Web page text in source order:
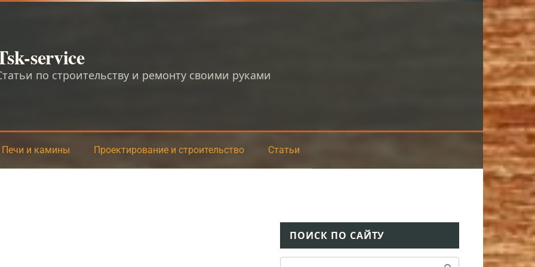
service
по строительству и ремонту своими руками
Печи и камины Проектирование и строительство Статьи
ПОИСК ПО САЙТУ